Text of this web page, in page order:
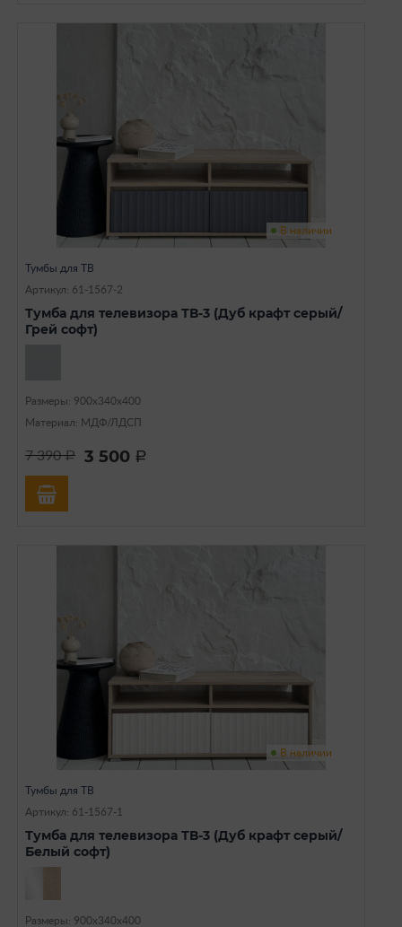
В наличии
Тумбы для ТВ
Артикул: 61-1567-2
Тумба для телевизора ТВ-3 (Дуб крафт серый/
Грей софт)
Размеры: 900х340х400
Материал: МДФ/ЛДСП
7 390a 3 500 a
В наличии
Тумбы для ТВ
Артикул: 61-1567-1
Тумба для телевизора ТВ-3 (Дуб крафт серый/
Белый софт)
Размеры: 900х340х400